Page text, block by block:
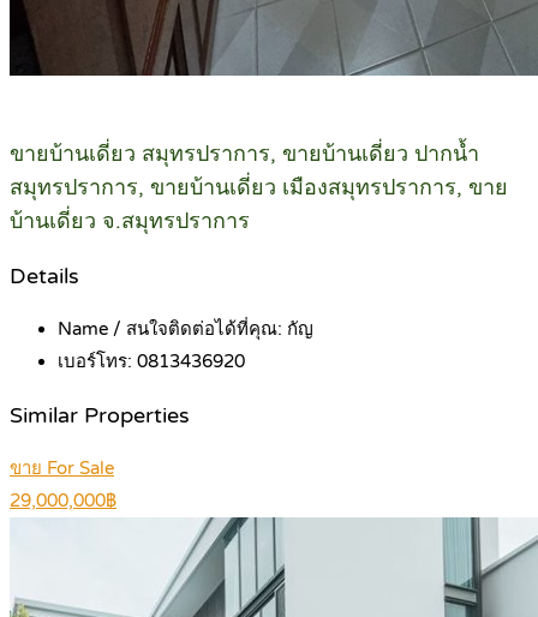
ขายบ้านเดี่ยว สมุทรปราการ, ขายบ้านเดี่ยว ปากน้ำ
สมุทรปราการ, ขายบ้านเดี่ยว เมืองสมุทรปราการ, ขาย
บ้านเดี่ยว จ.สมุทรปราการ
Details
Name / สนใจติดต่อได้ที่คุณ: กัญ
เบอร์โทร: 0813436920
Similar Properties
ขาย For Sale
29,000,000฿